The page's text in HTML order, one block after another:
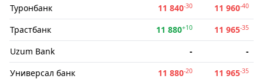
Туронбанк 11 840-30 11 960-40
Трастбанк 11 880+10 11 965-35
Uzum Bank -
-
Универсал банк
11 880-20 11 965-35